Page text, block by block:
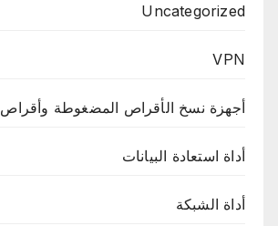
Uncategorized
VPN
أجهزة نسخ الأقراص المضغوطة وأقراص DVD
أداة استعادة البيانات
أداة الشبكة